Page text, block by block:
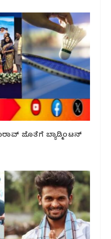
ಜೊತೆಗೆ ಬ್ಯಾಡ್ಮಿಂಟನ್